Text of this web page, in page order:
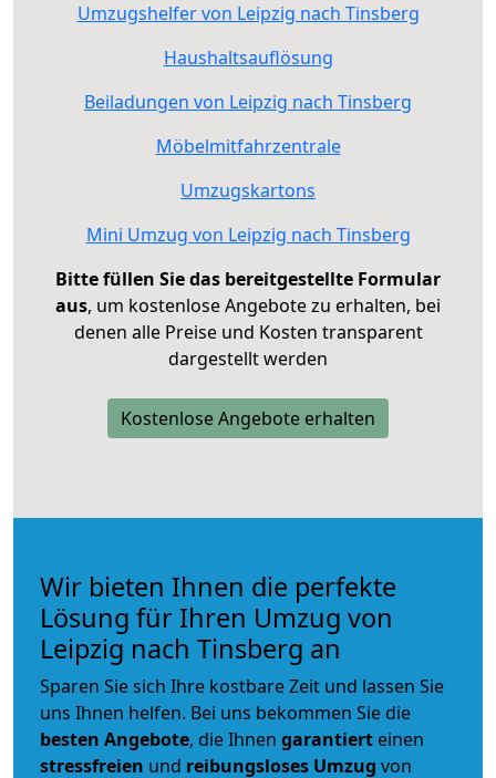
Umzugshelfer von Leipzig nach Tinsberg
Haushaltsauflösung
Beiladungen von Leipzig nach Tinsberg
Möbelmitfahrzentrale
Umzugskartons
Mini Umzug von Leipzig nach Tinsberg
Bitte füllen Sie das bereitgestellte Formular
aus, um kostenlose Angebote zu erhalten, bei
denen alle Preise und Kosten transparent
dargestellt werden
Kostenlose Angebote erhalten
Wir bieten Ihnen die perfekte
Lösung für Ihren Umzug von
Leipzig nach Tinsberg an
Sparen Sie sich Ihre kostbare Zeit und lassen Sie
uns Ihnen helfen. Bei uns bekommen Sie die
besten Angebote, die Ihnen garantiert einen
stressfreien und reibungsloses Umzug von